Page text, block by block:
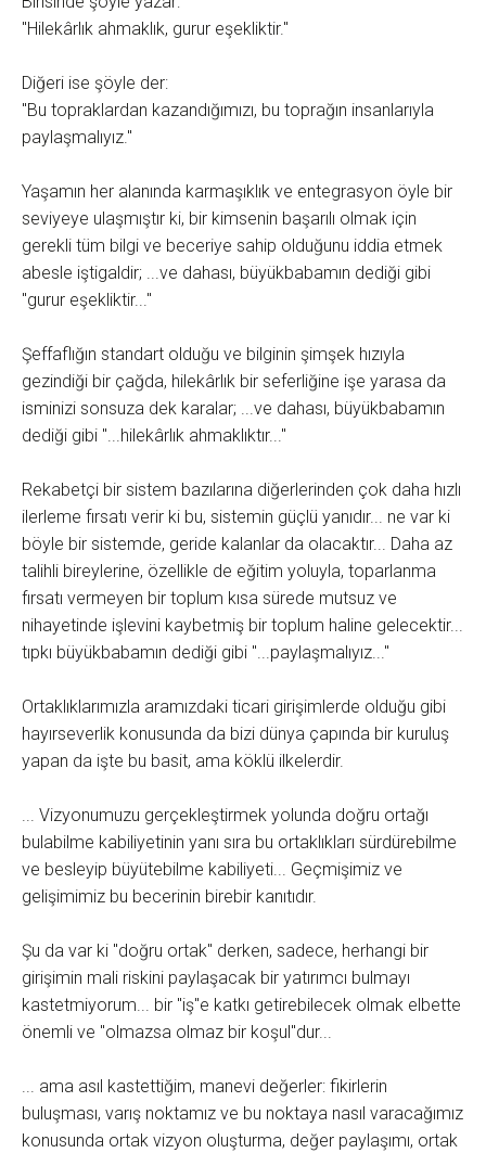
"Hilekârlık ahmaklık, gurur eşekliktir."
Diğeri ise şöyle der:
"Bu topraklardan kazandığımızı, bu toprağın insanlarıyla
paylaşmalıyız."
Yaşamın her alanında karmaşıklık ve entegrasyon öyle bir
seviyeye ulaşmıştır ki, bir kimsenin başarılı olmak için
gerekli tüm bilgi ve beceriye sahip olduğunu iddia etmek
abesle iştigaldir; ...ve dahası, büyükbabamın dediği gibi
"gurur eşekliktir..."
Şeffaflığın standart olduğu ve bilginin şimşek hızıyla
gezindiği bir çağda, hilekârlık bir seferliğine işe yarasa da
isminizi sonsuza dek karalar; ...ve dahası, büyükbabamın
dediği gibi "...hilekârlık ahmaklıktır..."
Rekabetçi bir sistem bazılarına diğerlerinden çok daha hızlı
ilerleme fırsatı verir ki bu, sistemin güçlü yanıdır... ne var ki
böyle bir sistemde, geride kalanlar da olacaktır... Daha az
talihli bireylerine, özellikle de eğitim yoluyla, toparlanma
fırsatı vermeyen bir toplum kısa sürede mutsuz ve
nihayetinde işlevini kaybetmiş bir toplum haline gelecektir...
tıpkı büyükbabamın dediği gibi "...paylaşmalıyız..."
Ortaklıklarımızla aramızdaki ticari girişimlerde olduğu gibi
hayırseverlik konusunda da bizi dünya çapında bir kuruluş
yapan da işte bu basit, ama köklü ilkelerdir.
... Vizyonumuzu gerçekleştirmek yolunda doğru ortağı
bulabilme kabiliyetinin yanı sıra bu ortaklıkları sürdürebilme
ve besleyip büyütebilme kabiliyeti... Geçmişimiz ve
gelişimimiz bu becerinin birebir kanıtıdır.
Şu da var ki "doğru ortak" derken, sadece, herhangi bir
girişimin mali riskini paylaşacak bir yatırımcı bulmayı
kastetmiyorum... bir "iş"e katkı getirebilecek olmak elbette
önemli ve "olmazsa olmaz bir koşul"dur...
... ama asıl kastettiğim, manevi değerler: fikirlerin
buluşması, varış noktamız ve bu noktaya nasıl varacağımız
konusunda ortak vizyon oluşturma, değer paylaşımı, ortak